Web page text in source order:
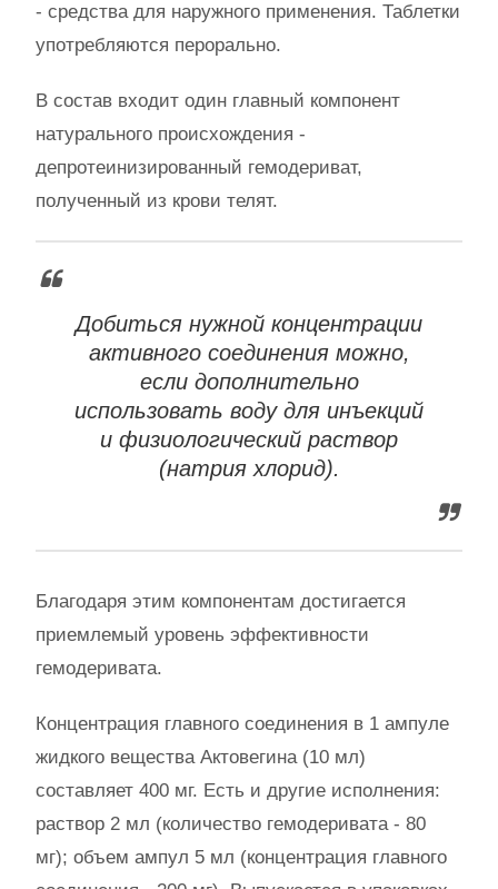
- средства для наружного применения. Таблетки
употребляются перорально.
В состав входит один главный компонент
натурального происхождения -
депротеинизированный гемодериват,
полученный из крови телят.
Добиться нужной концентрации
активного соединения можно,
если дополнительно
использовать воду для инъекций
и физиологический раствор
(натрия хлорид).
Благодаря этим компонентам достигается
приемлемый уровень эффективности
гемодеривата.
Концентрация главного соединения в 1 ампуле
жидкого вещества Актовегина (10 мл)
составляет 400 мг. Есть и другие исполнения:
раствор 2 мл (количество гемодеривата - 80
мг); объем ампул 5 мл (концентрация главного